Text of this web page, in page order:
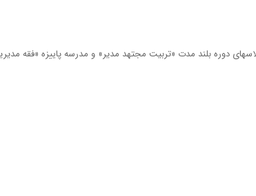
دوره بلند مدت «تربیت مجتهد مدیر» و مدرسه پاییزه «فقه